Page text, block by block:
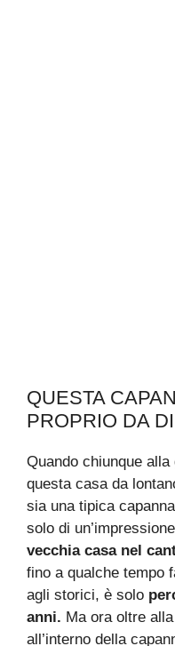
QUESTA
PROPRIO DA
Quando chiunque
questa casa da
sia una tipica
solo di
vecchia casa nel
fino a qualche tempo
agli storici, è solo
anni. Ma ora oltre
all’interno della